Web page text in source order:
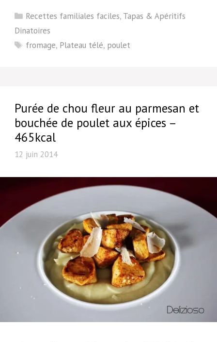
Catégories
Recettes familiales faciles, Tapas & Apéritifs
Dinatoires
Étiquettes
fromage, Plateau télé, poulet
Purée de chou fleur au parmesan et
bouchée de poulet aux épices –
465kcal
12 juin 2014